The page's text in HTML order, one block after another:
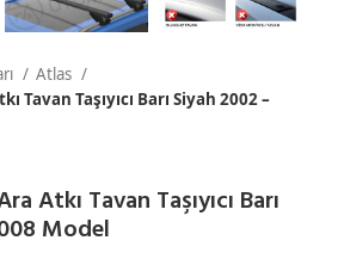
Atlas
Tavan Taşıyıcı Barı Siyah 2002 –
Atkı Tavan Taşıyıcı Barı
Model